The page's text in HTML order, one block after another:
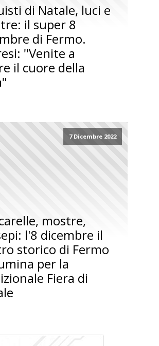
di Natale, luci e
il super 8
di Fermo.
"Venite a
il cuore della
7 Dicembre 2022
mostre,
l'8 dicembre il
storico di Fermo
per la
Fiera di